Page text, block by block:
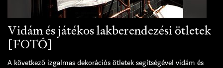
Vidám és játékos lakberendezési ötletek
[FOTÓ]
A következő izgalmas dekorációs ötletek segítségével vidám és